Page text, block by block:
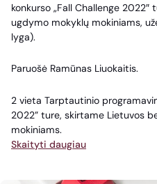
konkurso „Fall Challenge
ugdymo mokyklų mokiniams,
lyga).
Paruošė Ramūnas Liuokaitis.
2 vieta Tarptautinio
2022” ture, skirtame Lietuvos
mokiniams.
Skaityti daugiau